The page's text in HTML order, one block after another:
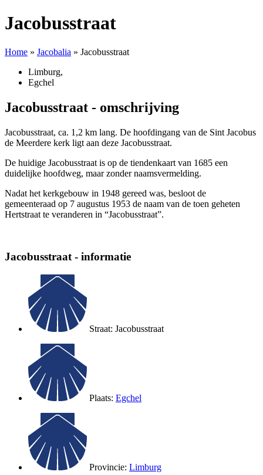
Jacobusstraat
Home » Jacobalia » Jacobusstraat
Limburg,
Egchel
Jacobusstraat - omschrijving
Jacobusstraat, ca. 1,2 km lang. De hoofdingang van de Sint Jacobus
de Meerdere kerk ligt aan deze Jacobusstraat.
De huidige Jacobusstraat is op de tiendenkaart van 1685 een
duidelijke hoofdweg, maar zonder naamsvermelding.
Nadat het kerkgebouw in 1948 gereed was, besloot de
gemeenteraad op 7 augustus 1953 de naam van de toen geheten
Hertstraat te veranderen in “Jacobusstraat”.
Jacobusstraat - informatie
Straat: Jacobusstraat
Plaats: Egchel
Provincie: Limburg